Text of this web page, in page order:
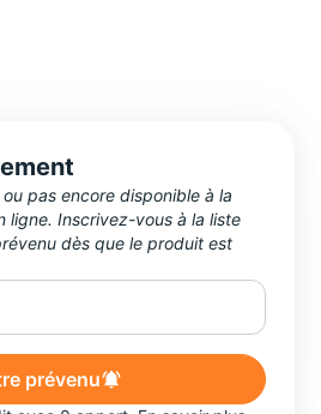
pas encore disponible à la
ligne. Inscrivez-vous à la liste
dès que le produit est
prévenu